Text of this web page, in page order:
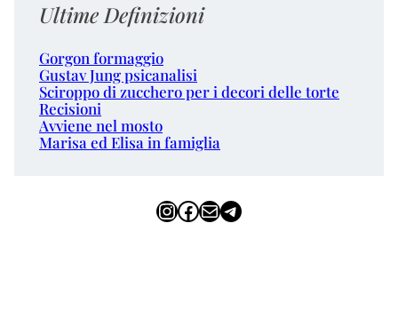
Ultime Definizioni
Gorgon formaggio
Gustav Jung psicanalisi
Sciroppo di zucchero per i decori delle torte
Recisioni
Avviene nel mosto
Marisa ed Elisa in famiglia
InstagramFacebook Email Telegram